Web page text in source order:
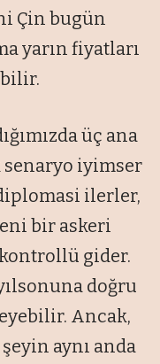
Çin bugün
yarın fiyatları
üç ana
senaryo iyimser
ilerler,
bir askeri
gider.
doğru
Ancak,
aynı anda